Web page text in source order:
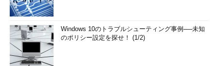
Windows 10のトラブルシューティング事例──未知
のポリシー設定を探せ！ (1/2)